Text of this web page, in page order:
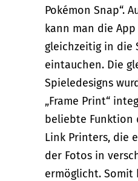
Pokémon Snap“.
kann man die
gleichzeitig in die
eintauchen. Die
Spieledesigns
„Frame Print“
beliebte Funktion
Link Printers, die
der Fotos in
ermöglicht.